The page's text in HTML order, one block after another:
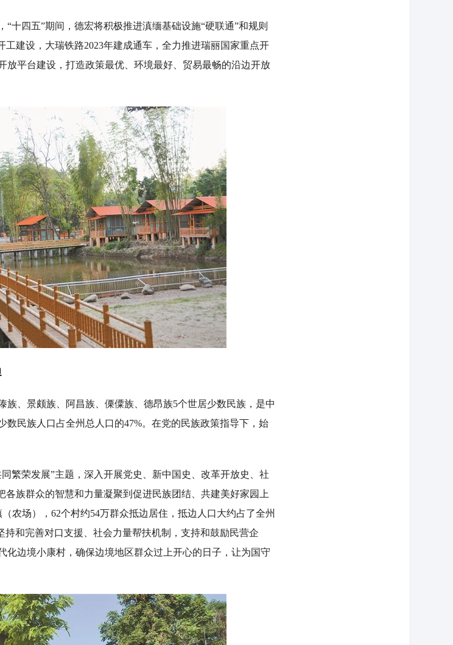
四五”期间，德宏将积极推进滇缅基础设施“硬联通”和规则
工建设，大瑞铁路2023年建成通车，全力推进瑞丽国家重点开
放平台建设，打造政策最优、环境最好、贸易最畅的沿边开放
、景颇族、阿昌族、傈僳族、德昂族5个世居少数民族，是中
数民族人口占全州总人口的47%。在党的民族政策指导下，始
荣发展”主题，深入开展党史、新中国史、改革开放史、社
各族群众的智慧和力量凝聚到促进民族团结、共建美好家园上
农场），62个村约54万群众抵边居住，抵边人口大约占了全州
持和完善对口支援、社会力量帮扶机制，支持和鼓励民营企
化边境小康村，确保边境地区群众过上开心的日子，让为国守